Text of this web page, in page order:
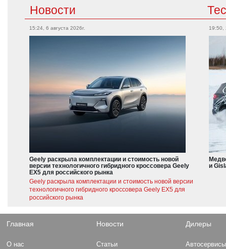
Новости
15:24, 6 августа 2026г.
Geely раскрыла комплектации и стоимость новой
версии технологичного гибридного кроссовера Geely
EX5 для российского рынка
Geely раскрыла комплектации и стоимость новой версии
технологичного гибридного кроссовера Geely EX5 для
российского рынка
19:50,
и
Главная
О нас
Новости
Статьи
Дилеры
Автосервисы